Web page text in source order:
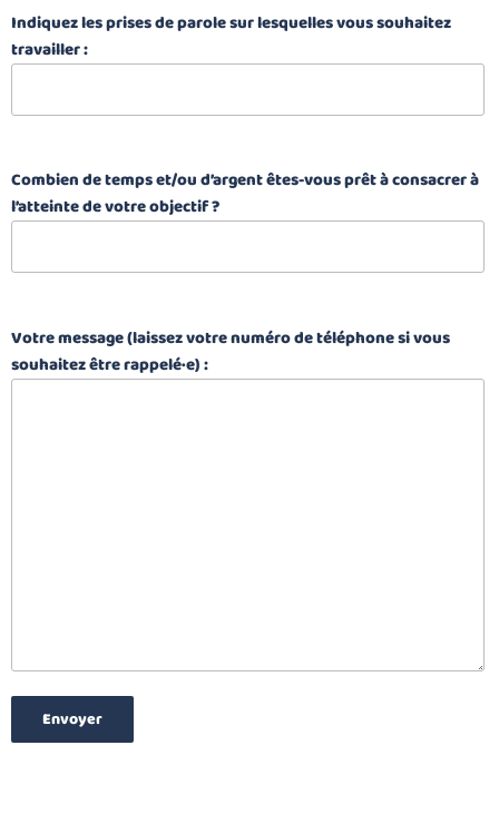
Indiquez les prises de parole sur lesquelles vous souhaitez
travailler :
Combien de temps et/ou d’argent êtes-vous prêt à consacrer à
l’atteinte de votre objectif ?
Votre message (laissez votre numéro de téléphone si vous
souhaitez être rappelé·e) :
Veuillez laisser ce champ vide.